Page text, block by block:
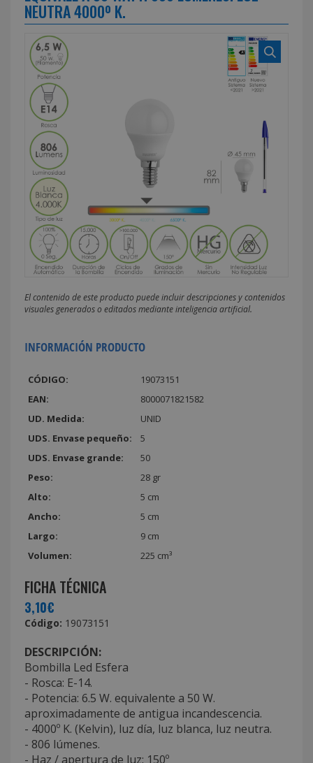
NEUTRA 4000º K.
El contenido de este producto puede incluir descripciones y contenidos
visuales generados o editados mediante inteligencia artificial.
INFORMACIÓN PRODUCTO
CÓDIGO:
19073151
EAN:
8000071821582
UD. Medida:
UNID
UDS. Envase pequeño:
5
UDS. Envase grande:
50
Peso:
28 gr
Alto:
5 cm
Ancho:
5 cm
Largo:
9 cm
Volumen:
225 cm³
FICHA TÉCNICA
3,10€
Código: 19073151
DESCRIPCIÓN:
Bombilla Led Esfera
- Rosca: E-14.
- Potencia: 6.5 W. equivalente a 50 W.
aproximadamente de antigua incandescencia.
- 4000º K. (Kelvin), luz día, luz blanca, luz neutra.
- 806 lúmenes.
- Haz / apertura de luz: 150º